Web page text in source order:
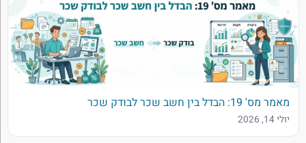
מאמר מס' 19: הבדל בין חשב שכר לבודק שכר
יולי 14, 2026